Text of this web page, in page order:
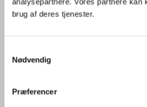
brug af deres tjenester.
Nødvendig
Præferencer